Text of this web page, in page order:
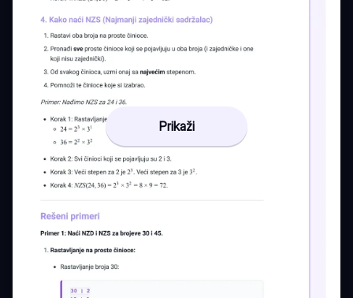
Prikaži